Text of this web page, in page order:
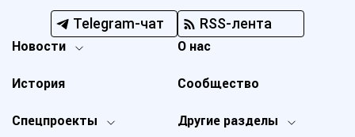
Telegram-чат RSS-лента
Новости
Спецпроекты Другие разделы
История
О нас
Сообщество